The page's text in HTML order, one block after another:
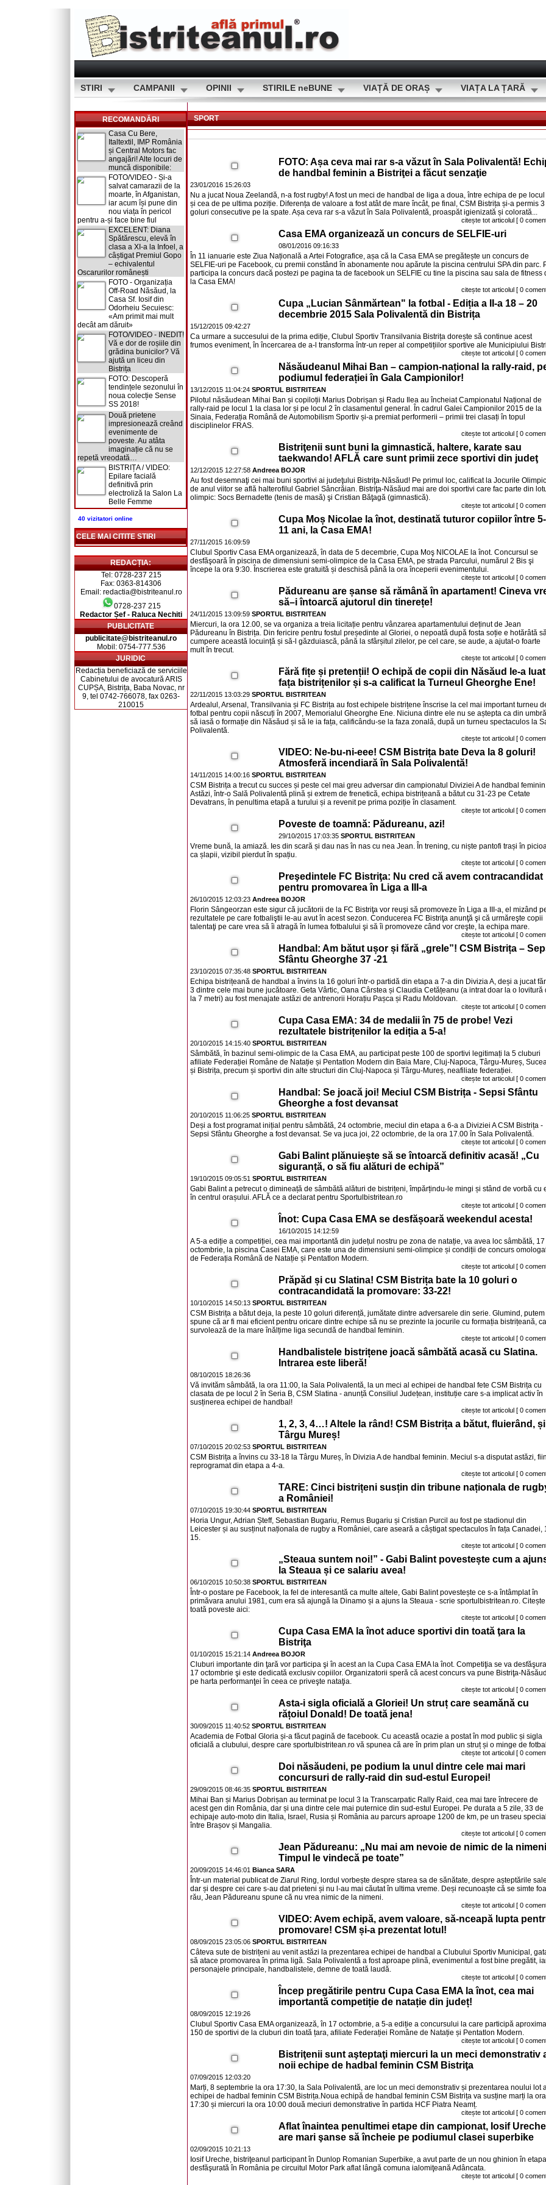
STIRI CAMPANII OPINII STIRILE neBUNE VIAȚĂ DE ORAȘ VIAȚA LA ȚARĂ
RECOMANDĂRI
Casa Cu Bere,
Italtextil, IMP România
și Central Motors fac
angajări! Alte locuri de
muncă disponibile:
FOTO/VIDEO - Și-a
salvat camarazii de la
moarte, în Afganistan,
iar acum își pune din
nou viața în pericol
pentru a-și face bine fiul
EXCELENT: Diana
Spătărescu, elevă în
clasa a XI-a la Infoel, a
câștigat Premiul Gopo
– echivalentul
Oscarurilor românești
FOTO - Organizația
Off-Road Năsăud, la
Casa Sf. Iosif din
Odorheiu Secuiesc:
«Am primit mai mult
decât am dăruit»
FOTO/VIDEO - INEDIT!
Vă e dor de roșiile din
grădina bunicilor? Vă
ajută un liceu din
Bistrița
FOTO: Descoperă
tendințele sezonului în
noua colecție Sense
SS 2018!
Două prietene
impresionează creând
evenimente de
poveste. Au atâta
imaginație că nu se
repetă vreodată…
BISTRIȚA / VIDEO:
Epilare facială
definitivă prin
electroliză la Salon La
Belle Femme
40 vizitatori online
CELE MAI CITITE STIRI
REDACȚIA:
Tel: 0728-237 215
Fax: 0363-814306
Email: redactia@bistriteanul.ro
0728-237 215
Redactor Șef - Raluca Nechiti
PUBLICITATE
publicitate@bistriteanul.ro
Mobil: 0754-777.536
JURIDIC
Redacția beneficiază de serviciile
Cabinetului de avocatură ARIS
CUPȘA, Bistrița, Baba Novac, nr
9, tel 0742-766078, fax 0263-
210015
SPORT
FOTO: Așa ceva mai rar s-a văzut în Sala Polivalentă!
de handbal feminin a Bistriţei a făcut senzaţie
23/01/2016 15:26:03
Nu a jucat Noua Zeelandă, n-a fost rugby! A fost un meci de handbal de liga a doua, între echipa de pe locul
și cea de pe ultima poziție. Diferența de valoare a fost atât de mare încât, pe final, CSM Bistrița și-a permis 3
goluri consecutive pe la spate. Așa ceva rar s-a văzut în Sala Polivalentă, proaspăt igienizată și colorată...
citește tot articolul [ 0
Casa EMA organizează un concurs de SELFIE-uri
08/01/2016 09:16:33
În 11 ianuarie este Ziua Națională a Artei Fotografice, așa că la Casa EMA se pregătește un concurs de
SELFIE-uri pe Facebook, cu premii constând în abonamente nou apărute la piscina centrului SPA din parc.
participa la concurs dacă postezi pe pagina ta de facebook un SELFIE cu tine la piscina sau sala de fitness
la Casa EMA!
citește tot articolul [ 0
Cupa „Lucian Sânmărtean" la fotbal - Ediția a II-a 18 – 20
decembrie 2015 Sala Polivalentă din Bistrița
15/12/2015 09:42:27
Ca urmare a succesului de la prima ediție, Clubul Sportiv Transilvania Bistrița dorește să continue acest
frumos eveniment, în încercarea de a-l transforma într-un reper al competițiilor sportive ale Municipiului
citește tot articolul [ 0
Năsăudeanul Mihai Ban – campion-național la rally-raid,
podiumul federației în Gala Campionilor!
13/12/2015 11:04:24 SPORTUL BISTRITEAN
Pilotul năsăudean Mihai Ban și copiloții Marius Dobrișan și Radu Ilea au încheiat Campionatul Național de
rally-raid pe locul 1 la clasa lor și pe locul 2 în clasamentul general. În cadrul Galei Campionilor 2015 de la
Sinaia, Federația Română de Automobilism Sportiv și-a premiat performerii – primii trei clasați în topul
disciplinelor FRAS.
citește tot articolul [ 0
Bistriţenii sunt buni la gimnastică, haltere, karate sau
taekwando! AFLĂ care sunt primii zece sportivi din judeţ
12/12/2015 12:27:58 Andreea BOJOR
Au fost desemnaţi cei mai buni sportivi ai judeţului Bistriţa-Năsăud! Pe primul loc, calificat la Jocurile
de anul viitor se află halterofilul Gabriel Sâncrăian. Bistriţa-Năsăud mai are doi sportivi care fac parte din
olimpic: Socs Bernadette (tenis de masă) şi Cristian Băţagă (gimnastică).
citește tot articolul [ 0
Cupa Moș Nicolae la înot, destinată tuturor copiilor între 5-
11 ani, la Casa EMA!
27/11/2015 16:09:59
Clubul Sportiv Casa EMA organizează, în data de 5 decembrie, Cupa Moş NICOLAE la înot. Concursul se
desfăşoară în piscina de dimensiuni semi-olimpice de la Casa EMA, pe strada Parcului, numărul 2 Bis şi
începe la ora 9:30. Înscrierea este gratuită și deschisă până la ora începerii evenimentului.
citește tot articolul [ 0
Pădureanu are șanse să rămână în apartament! Cineva
să–i întoarcă ajutorul din tinerețe!
24/11/2015 13:09:59 SPORTUL BISTRITEAN
Miercuri, la ora 12.00, se va organiza a treia licitație pentru vânzarea apartamentului deținut de Jean
Pădureanu în Bistrița. Din fericire pentru fostul președinte al Gloriei, o nepoată după fosta soție e hotărâtă
cumpere această locuință și să-l găzduiască, până la sfârșitul zilelor, pe cel care, se aude, a ajutat-o foarte
mult în trecut.
citește tot articolul [ 0
Fără fițe și pretenții! O echipă de copii din Năsăud le-a luat
fața bistrițenilor și s-a calificat la Turneul Gheorghe Ene!
22/11/2015 13:03:29 SPORTUL BISTRITEAN
Ardealul, Arsenal, Transilvania și FC Bistrița au fost echipele bistrițene înscrise la cel mai important turneu
fotbal pentru copii născuți în 2007, Memorialul Gheorghe Ene. Niciuna dintre ele nu se aștepta ca din umbră
să iasă o formație din Năsăud și să le ia fața, calificându-se la faza zonală, după un turneu spectaculos la
Polivalentă.
citește tot articolul [ 0
VIDEO: Ne-bu-ni-eee! CSM Bistrița bate Deva la 8 goluri!
Atmosferă incendiară în Sala Polivalentă!
14/11/2015 14:00:16 SPORTUL BISTRITEAN
CSM Bistrița a trecut cu succes și peste cel mai greu adversar din campionatul Diviziei A de handbal
Astăzi, într-o Sală Polivalentă plină și extrem de frenetică, echipa bistrițeană a bătut cu 31-23 pe Cetate
Devatrans, în penultima etapă a turului și a revenit pe prima poziție în clasament.
citește tot articolul [ 0
Poveste de toamnă: Pădureanu, azi!
29/10/2015 17:03:35 SPORTUL BISTRITEAN
Vreme bună, la amiază. Ies din scară și dau nas în nas cu nea Jean. În trening, cu niște pantofi trași în
ca șlapii, vizibil pierdut în spațiu.
citește tot articolul [ 0
Preşedintele FC Bistriţa: Nu cred că avem contracandidat
pentru promovarea în Liga a III-a
26/10/2015 12:03:23 Andreea BOJOR
Florin Sângeorzan este sigur că jucătorii de la FC Bistriţa vor reuşi să promoveze în Liga a III-a, el mizând
rezultatele pe care fotbaliştii le-au avut în acest sezon. Conducerea FC Bistriţa anunţă şi că urmăreşte copii
talentaţi pe care vrea să îi atragă în lumea fotbalului şi să îi promoveze când vor creşte, la echipa mare.
citește tot articolul [ 0
Handbal: Am bătut ușor și fără „grele”! CSM Bistrița –
Sfântu Gheorghe 37 -21
23/10/2015 07:35:48 SPORTUL BISTRITEAN
Echipa bistrițeană de handbal a învins la 16 goluri într-o partidă din etapa a 7-a din Divizia A, deși a jucat
3 dintre cele mai bune jucătoare. Geta Vârtic, Oana Cârstea și Claudia Cetățeanu (a intrat doar la o lovitură
la 7 metri) au fost menajate astăzi de antrenorii Horațiu Pașca și Radu Moldovan.
citește tot articolul [ 0
Cupa Casa EMA: 34 de medalii în 75 de probe! Vezi
rezultatele bistrițenilor la ediția a 5-a!
20/10/2015 14:15:40 SPORTUL BISTRITEAN
Sâmbătă, în bazinul semi-olimpic de la Casa EMA, au participat peste 100 de sportivi legitimați la 5 cluburi
afiliate Federației Române de Natație și Pentatlon Modern din Baia Mare, Cluj-Napoca, Târgu-Mureș,
și Bistrița, precum și sportivi din alte structuri din Cluj-Napoca și Târgu-Mureș, neafiliate federației.
citește tot articolul [ 0
Handbal: Se joacă joi! Meciul CSM Bistrița - Sepsi Sfântu
Gheorghe a fost devansat
20/10/2015 11:06:25 SPORTUL BISTRITEAN
Deși a fost programat inițial pentru sâmbătă, 24 octombrie, meciul din etapa a 6-a a Diviziei A CSM Bistrița -
Sepsi Sfântu Gheorghe a fost devansat. Se va juca joi, 22 octombrie, de la ora 17.00 în Sala Polivalentă.
citește tot articolul [ 0
Gabi Balint plănuiește să se întoarcă definitiv acasă! „Cu
siguranță, o să fiu alături de echipă”
19/10/2015 09:05:51 SPORTUL BISTRITEAN
Gabi Balint a petrecut o dimineață de sâmbătă alături de bistrițeni, împărțindu-le mingi și stând de vorbă cu
în centrul orașului. AFLĂ ce a declarat pentru Sportulbistritean.ro
citește tot articolul [ 0
Înot: Cupa Casa EMA se desfășoară weekendul acesta!
16/10/2015 14:12:59
A 5-a ediție a competiției, cea mai importantă din județul nostru pe zona de natație, va avea loc sâmbătă, 17
octombrie, la piscina Casei EMA, care este una de dimensiuni semi-olimpice și condiții de concurs
de Federația Română de Natație și Pentatlon Modern.
citește tot articolul [ 0
Prăpăd și cu Slatina! CSM Bistrița bate la 10 goluri o
contracandidată la promovare: 33-22!
10/10/2015 14:50:13 SPORTUL BISTRITEAN
CSM Bistrița a bătut deja, la peste 10 goluri diferență, jumătate dintre adversarele din serie. Glumind, putem
spune că ar fi mai eficient pentru oricare dintre echipe să nu se prezinte la jocurile cu formația bistrițeană,
survolează de la mare înălțime liga secundă de handbal feminin.
citește tot articolul [ 0
Handbalistele bistrițene joacă sâmbătă acasă cu Slatina.
Intrarea este liberă!
08/10/2015 18:26:36
Vă invităm sâmbătă, la ora 11:00, la Sala Polivalentă, la un meci al echipei de handbal fete CSM Bistrița cu
clasata de pe locul 2 în Seria B, CSM Slatina - anunță Consiliul Județean, instituție care s-a implicat activ în
susținerea echipei de handbal!
citește tot articolul [ 0
1, 2, 3, 4…! Altele la rând! CSM Bistrița a bătut, fluierând,
Târgu Mureș!
07/10/2015 20:02:53 SPORTUL BISTRITEAN
CSM Bistrița a învins cu 33-18 la Târgu Mureș, în Divizia A de handbal feminin. Meciul s-a disputat astăzi,
reprogramat din etapa a 4-a.
citește tot articolul [ 0
TARE: Cinci bistrițeni susțin din tribune naționala de
a României!
07/10/2015 19:30:44 SPORTUL BISTRITEAN
Horia Ungur, Adrian Șteff, Sebastian Bugariu, Remus Bugariu și Cristian Purcil au fost pe stadionul din
Leicester și au susținut naționala de rugby a României, care aseară a câștigat spectaculos în fața Canadei,
15.
citește tot articolul [ 0
„Steaua suntem noi!” - Gabi Balint povestește cum a
la Steaua și ce salariu avea!
06/10/2015 10:50:38 SPORTUL BISTRITEAN
Într-o postare pe Facebook, la fel de interesantă ca multe altele, Gabi Balint povestește ce s-a întâmplat în
primăvara anului 1981, cum era să ajungă la Dinamo și a ajuns la Steaua - scrie sportulbistritean.ro. Citește
toată poveste aici:
citește tot articolul [ 0
Cupa Casa EMA la înot aduce sportivi din toată ţara la
Bistriţa
01/10/2015 15:21:14 Andreea BOJOR
Cluburi importante din ţară vor participa şi în acest an la Cupa Casa EMA la înot. Competiţia se va
17 octombrie şi este dedicată exclusiv copiilor. Organizatorii speră că acest concurs va pune Bistriţa-Năsăud
pe harta performanţei în ceea ce priveşte nataţia.
citește tot articolul [ 0
Asta-i sigla oficială a Gloriei! Un struț care seamănă cu
rățoiul Donald! De toată jena!
30/09/2015 11:40:52 SPORTUL BISTRITEAN
Academia de Fotbal Gloria și-a făcut pagină de facebook. Cu această ocazie a postat în mod public și sigla
oficială a clubului, despre care sportulbistritean.ro vă spunea că are în prim plan un struț și o minge de
citește tot articolul [ 0
Doi năsăudeni, pe podium la unul dintre cele mai mari
concursuri de rally-raid din sud-estul Europei!
29/09/2015 08:46:35 SPORTUL BISTRITEAN
Mihai Ban și Marius Dobrișan au terminat pe locul 3 la Transcarpatic Rally Raid, cea mai tare întrecere de
acest gen din România, dar și una dintre cele mai puternice din sud-estul Europei. Pe durata a 5 zile, 33 de
echipaje auto-moto din Italia, Israel, Rusia și România au parcurs aproape 1200 de km, pe un traseu special
între Brașov și Mangalia.
citește tot articolul [ 0
Jean Pădureanu: „Nu mai am nevoie de nimic de la
Timpul le vindecă pe toate”
20/09/2015 14:46:01 Bianca SARA
Într-un material publicat de Ziarul Ring, lordul vorbește despre starea sa de sănătate, despre așteptările
dar și despre cei care s-au dat prieteni și nu l-au mai căutat în ultima vreme. Deși recunoaște că se simte
rău, Jean Pădureanu spune că nu vrea nimic de la nimeni.
citește tot articolul [ 0
VIDEO: Avem echipă, avem valoare, să-nceapă lupta
promovare! CSM și-a prezentat lotul!
08/09/2015 23:05:06 SPORTUL BISTRITEAN
Câteva sute de bistrițeni au venit astăzi la prezentarea echipei de handbal a Clubului Sportiv Municipal,
să atace promovarea în prima ligă. Sala Polivalentă a fost aproape plină, evenimentul a fost bine pregătit,
personajele principale, handbalistele, demne de toată laudă.
citește tot articolul [ 0
Încep pregătirile pentru Cupa Casa EMA la înot, cea mai
importantă competiție de natație din județ!
08/09/2015 12:19:26
Clubul Sportiv Casa EMA organizează, în 17 octombrie, a 5-a ediție a concursului la care participă
150 de sportivi de la cluburi din toată țara, afiliate Federației Române de Natație și Pentatlon Modern.
citește tot articolul [ 0
Bistriţenii sunt aşteptaţi miercuri la un meci demonstrativ
noii echipe de hadbal feminin CSM Bistriţa
07/09/2015 12:03:20
Marți, 8 septembrie la ora 17:30, la Sala Polivalentă, are loc un meci demonstrativ și prezentarea noului lot
echipei de hadbal feminin CSM Bistrița.Noua echipă de handbal feminin CSM Bistrița va susține marți la ora
17:30 și miercuri la ora 10:00 două meciuri demonstrative în partida HCF Piatra Neamț.
citește tot articolul [ 0
Aflat înaintea penultimei etape din campionat, Iosif Ureche
are mari şanse să încheie pe podiumul clasei superbike
02/09/2015 10:21:13
Iosif Ureche, bistriţeanul participant în Dunlop Romanian Superbike, a avut parte de un nou ghinion în etapa
desfăşurată în România pe circuitul Motor Park aflat lângă comuna ialomiţeană Adâncata.
citește tot articolul [ 0